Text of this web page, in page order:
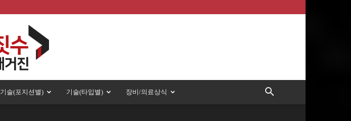
기술(포지션별) 기술(타입별) 장비/의료상식